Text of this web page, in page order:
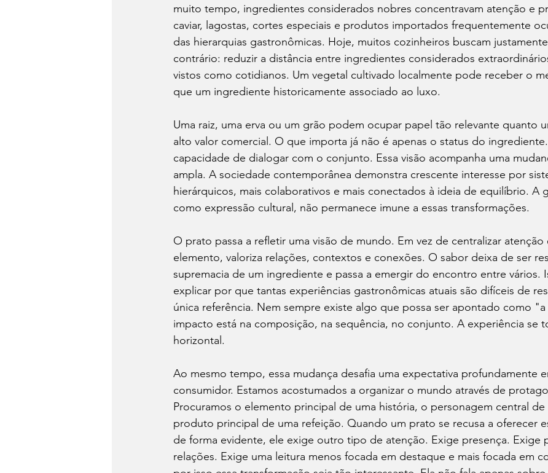
muito tempo, ingredientes considerados nobres concentravam atenção e
caviar, lagostas, cortes especiais e produtos importados frequentemente
das hierarquias gastronômicas. Hoje, muitos cozinheiros buscam
contrário: reduzir a distância entre ingredientes considerados
vistos como cotidianos. Um vegetal cultivado localmente pode receber o
que um ingrediente historicamente associado ao luxo.
Uma raiz, uma erva ou um grão podem ocupar papel tão relevante quanto
alto valor comercial. O que importa já não é apenas o status do
capacidade de dialogar com o conjunto. Essa visão acompanha uma
ampla. A sociedade contemporânea demonstra crescente interesse por
hierárquicos, mais colaborativos e mais conectados à ideia de equilíbrio. A
como expressão cultural, não permanece imune a essas transformações.
O prato passa a refletir uma visão de mundo. Em vez de centralizar atenção
elemento, valoriza relações, contextos e conexões. O sabor deixa de ser
supremacia de um ingrediente e passa a emergir do encontro entre vários.
explicar por que tantas experiências gastronômicas atuais são difíceis de
única referência. Nem sempre existe algo que possa ser apontado como
impacto está na composição, na sequência, no conjunto. A experiência se
horizontal.
Ao mesmo tempo, essa mudança desafia uma expectativa profundamente
consumidor. Estamos acostumados a organizar o mundo através de
Procuramos o elemento principal de uma história, o personagem central
produto principal de uma refeição. Quando um prato se recusa a oferecer
de forma evidente, ele exige outro tipo de atenção. Exige presença. Exige
relações. Exige uma leitura menos focada em destaque e mais focada em